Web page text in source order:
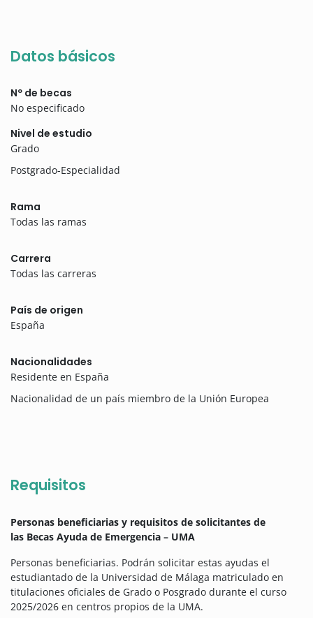
Datos básicos
Nº de becas
No especificado
Nivel de estudio
Grado
Postgrado-Especialidad
Rama
Todas las ramas
Carrera
Todas las carreras
País de origen
España
Nacionalidades
Residente en España
Nacionalidad de un país miembro de la Unión Europea
Requisitos
Personas beneficiarias y requisitos de solicitantes de
las Becas Ayuda de Emergencia – UMA
Personas beneficiarias. Podrán solicitar estas ayudas el
estudiantado de la Universidad de Málaga matriculado en
titulaciones oficiales de Grado o Posgrado durante el curso
2025/2026 en centros propios de la UMA.